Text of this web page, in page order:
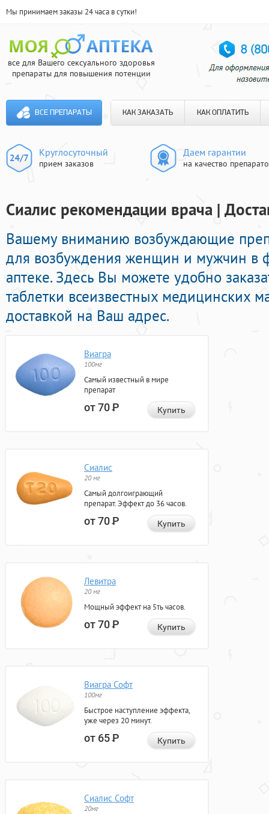
Мы принимаем заказы 24 часа в сутки!
все для Вашего сексуального здоровья
препараты для повышения потенции
ВСЕ ПРЕПАРАТЫ КАК ЗАКАЗАТЬ КАК ОПЛАТИТЬ
Круглосуточный
прием заказов
Даем гарантии
на качество
Сиалис рекомендации врача |
Вашему вниманию возбуждающие
для возбуждения женщин и мужчин в
аптеке. Здесь Вы можете удобно
таблетки всеизвестных медицинских
доставкой на Ваш адрес.
Виагра
100мг
Самый известный в мире
препарат
от 70Р Купить
Сиалис
20 мг
Самый долгоиграющий
препарат. Эффект до 36 часов.
от 70Р Купить
Левитра
20 мг
Мощный эффект на 5ть часов.
от 70Р Купить
Виагра Софт
100мг
Быстрое наступление эффекта,
уже через 20 минут.
от 65Р Купить
Сиалис Софт
20мг